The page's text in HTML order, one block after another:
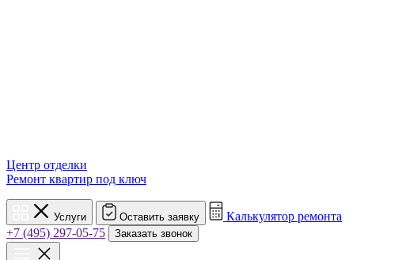
Центр отделки
Ремонт квартир под ключ
Услуги Оставить заявку
Калькулятор ремонта
+7 (495) 297-05-75
Заказать звонок